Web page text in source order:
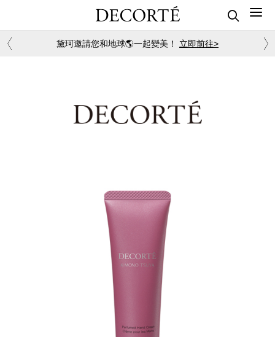
黛珂邀請您和地球🌎一起變美！ 立即前往>